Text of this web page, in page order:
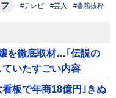
#テレビ #芸人 #書籍抜粋
を徹底取材…｢伝説の
いたすごい内容
板で年商18億円｣きぬ